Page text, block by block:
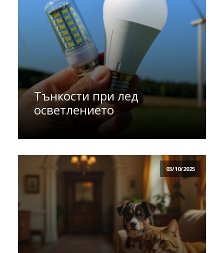
Тънкости при лед
осветлението
03/10/2025